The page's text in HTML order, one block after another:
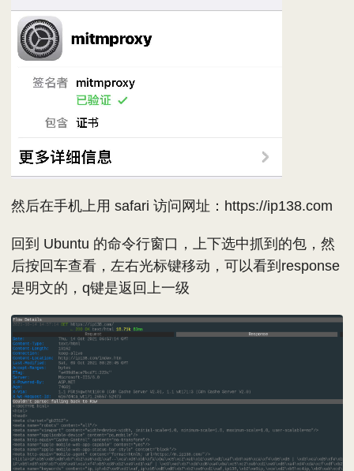
然后在手机上用 safari 访问网址：https://ip138.com
回到 Ubuntu 的命令行窗口，上下选中抓到的包，然
后按回车查看，左右光标键移动，可以看到response
是明文的，q键是返回上一级